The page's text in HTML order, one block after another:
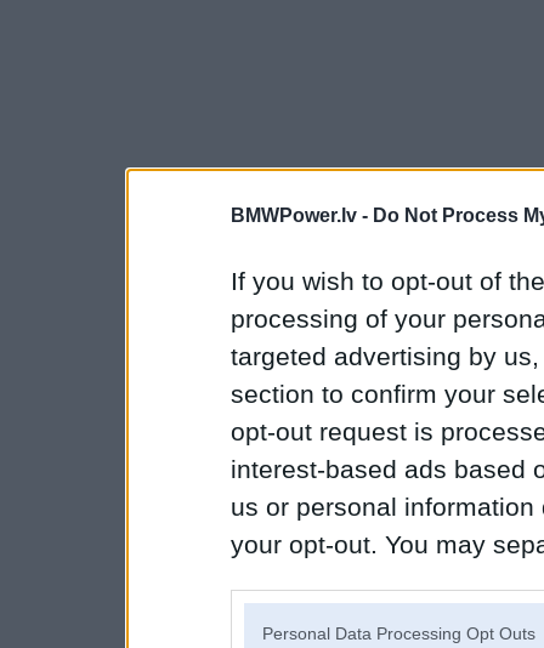
BMWPower.lv - Do Not Process
If you wish to opt-out of
processing of your
targeted advertising by
section to confirm your
opt-out request is
interest-based ads based
us or personal
your opt-out. You may
Personal Data Processing Opt Outs